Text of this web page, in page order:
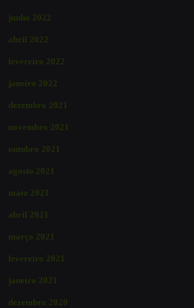
junho 2022
abril 2022
fevereiro 2022
janeiro 2022
dezembro 2021
novembro 2021
outubro 2021
agosto 2021
maio 2021
abril 2021
março 2021
fevereiro 2021
janeiro 2021
dezembro 2020